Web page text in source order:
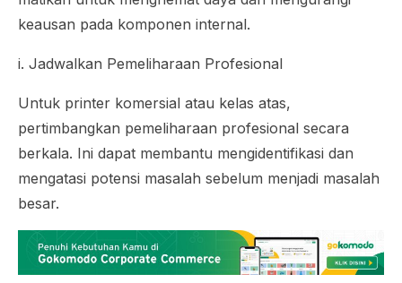
keausan pada komponen internal.
i. Jadwalkan Pemeliharaan Profesional
Untuk printer komersial atau kelas atas,
pertimbangkan pemeliharaan profesional secara
berkala. Ini dapat membantu mengidentifikasi dan
mengatasi potensi masalah sebelum menjadi masalah
besar.